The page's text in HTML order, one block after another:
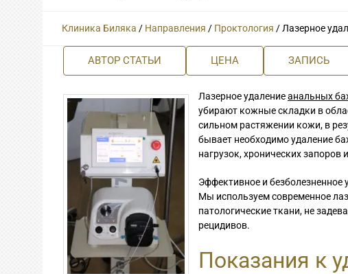
Клиника Биляка / Направления / Проктология / Лазерное
АВТОР СТАТЬИ ЦЕНА ЗАПИСЬ
Лазерное удалениеанальных
убирают кожные складки в
сильном растяжении кожи, в
бывает необходимо удаление
нагрузок, хронических запоров
Эффективное и
Мы используем современное
патологические ткани, не
рецидивов.
Показания к